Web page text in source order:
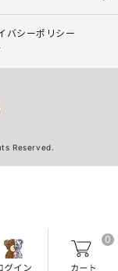
0
バシーポリシー
Reserved.